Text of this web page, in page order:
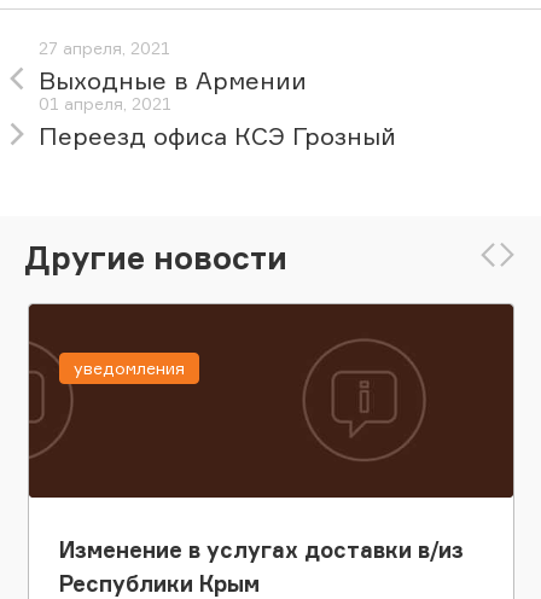
27 апреля, 2021
Выходные в Армении
01 апреля, 2021
Переезд офиса КСЭ Грозный
Другие новости
Изменение в услугах доставки в/из
Республики Крым
уведомления